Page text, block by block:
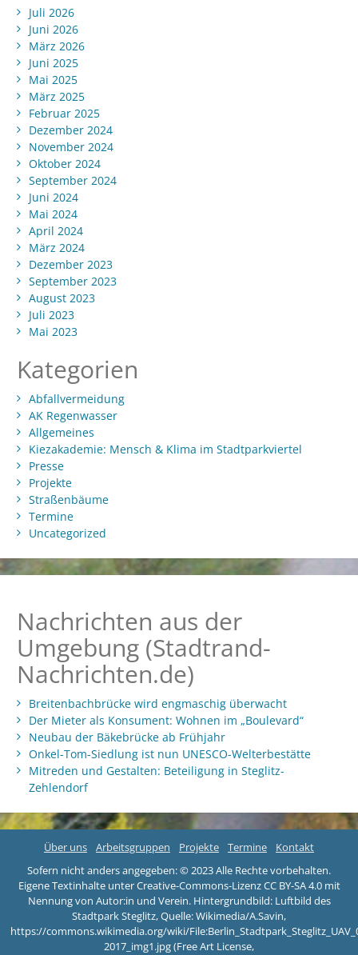
Juli 2026
Juni 2026
März 2026
Juni 2025
Mai 2025
März 2025
Februar 2025
Dezember 2024
November 2024
Oktober 2024
September 2024
Juni 2024
Mai 2024
April 2024
März 2024
Dezember 2023
September 2023
August 2023
Juli 2023
Mai 2023
Kategorien
Abfallvermeidung
AK Regenwasser
Allgemeines
Kiezakademie: Mensch & Klima im Stadtparkviertel
Presse
Projekte
Straßenbäume
Termine
Uncategorized
Nachrichten aus der
Umgebung (Stadtrand-
Nachrichten.de)
Breitenbachbrücke wird engmaschig überwacht
Der Mieter als Konsument: Wohnen im „Boulevard“
Neubau der Bäkebrücke ab Frühjahr
Onkel-Tom-Siedlung ist nun UNESCO-Welterbestätte
Mitreden und Gestalten: Beteiligung in Steglitz-
Zehlendorf
Über uns Arbeitsgruppen Projekte Termine
Kontakt
Sofern nicht anders angegeben: © 2023 Alle Rechte vorbehalten.
Eigene Textinhalte unter Creative-Commons-Lizenz CC BY-SA 4.0 mit
Nennung von Autor:in und Verein. Hintergrundbild: Luftbild des
Stadtpark Steglitz, Quelle: Wikimedia/A.Savin,
https://commons.wikimedia.org/wiki/
2017_img1.jpg (Free Art License,